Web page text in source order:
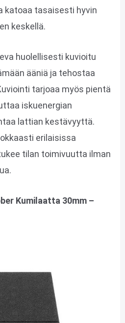
katoaa tasaisesti hyvin
keskellä.
huolellisesti kuvioitu
ääniä ja tehostaa
tarjoaa myös pientä
iskuenergian
lattian kestävyyttä.
erilaisissa
tilan toimivuutta ilman
Kumilaatta 30mm –